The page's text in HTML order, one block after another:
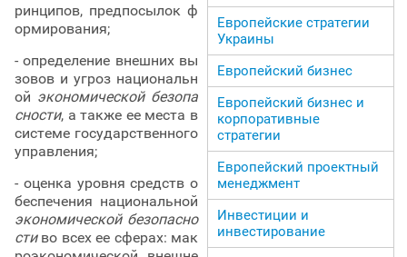
ринципов, предпосылок ф
ормирования;
- определение внешних вы
зовов и угроз национальн
ой экономической безопа
сности, а также ее места в
системе государственного
управления;
- оценка уровня средств о
беспечения национальной
экономической безопасно
стиво всех ее сферах: мак
Европейские стратегии
Украины
Европейский бизнес
Европейский бизнес и
корпоративные
стратегии
Европейский проектный
менеджмент
Инвестиции и
инвестирование